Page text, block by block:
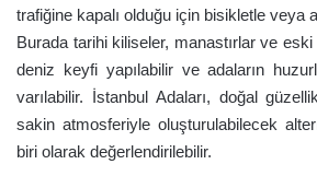
trafiğine kapalı olduğu için bisikletle veya
Burada tarihi kiliseler, manastırlar ve
deniz keyfi yapılabilir ve adaların
varılabilir. İstanbul Adaları, doğal
sakin atmosferiyle oluşturulabilecek
biri olarak değerlendirilebilir.